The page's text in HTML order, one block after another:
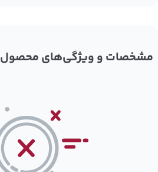
مشخصات و ویژگی‌های محصول